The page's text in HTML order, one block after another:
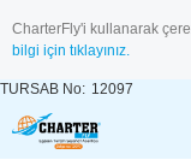
CharterFly'i kullanarak
bilgi için tıklayınız.
TURSAB No: 12097